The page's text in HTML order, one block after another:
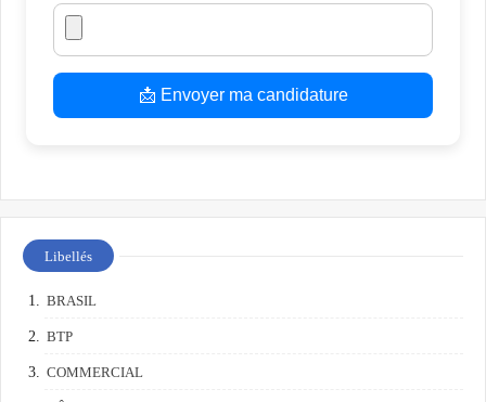
📩 Envoyer ma candidature
Libellés
BRASIL
BTP
COMMERCIAL